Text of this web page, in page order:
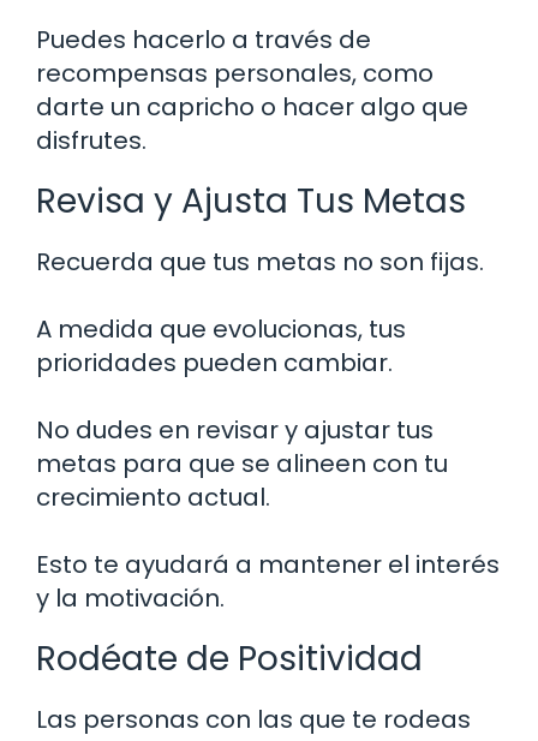
Puedes hacerlo a través de
recompensas personales, como
darte un capricho o hacer algo que
disfrutes.
Revisa y Ajusta Tus Metas
Recuerda que tus metas no son fijas.
A medida que evolucionas, tus
prioridades pueden cambiar.
No dudes en revisar y ajustar tus
metas para que se alineen con tu
crecimiento actual.
Esto te ayudará a mantener el interés
y la motivación.
Rodéate de Positividad
Las personas con las que te rodeas